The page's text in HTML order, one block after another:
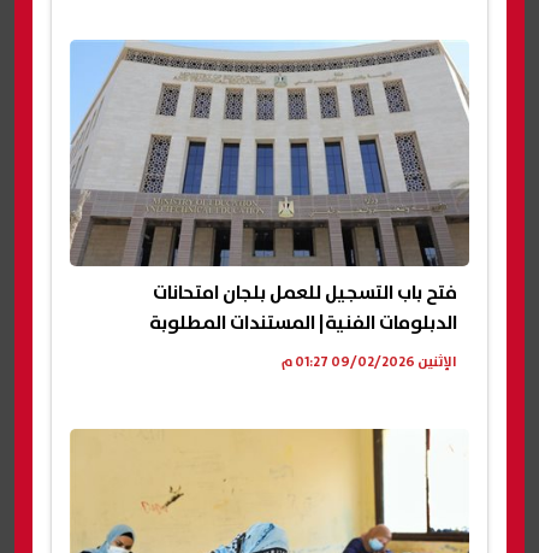
فتح باب التسجيل للعمل بلجان امتحانات
الدبلومات الفنية| المستندات المطلوبة
الإثنين 09/02/2026 01:27 م